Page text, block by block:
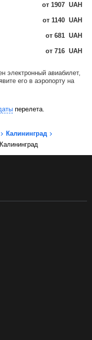
от 1907 UAH
от 1140 UAH
от 681 UAH
от 716 UAH
электронный авиабилет,
его в аэропорту на
перелета.
Калининград